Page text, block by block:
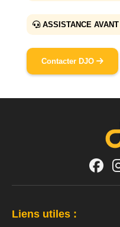
ASSISTANCE
Contacter DJO
Liens utiles :